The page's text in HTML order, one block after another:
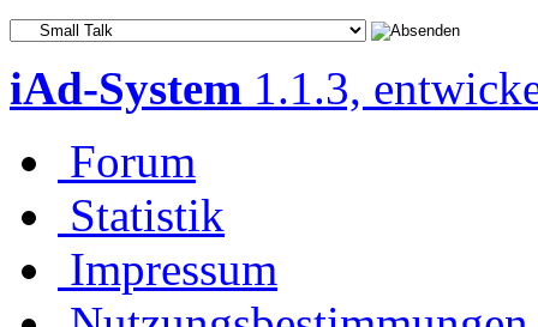
iAd-System 1.1.3,
Forum
Statistik
Impressum